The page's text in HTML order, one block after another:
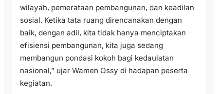
wilayah, pemerataan pembangunan, dan keadilan
sosial. Ketika tata ruang direncanakan dengan
baik, dengan adil, kita tidak hanya menciptakan
efisiensi pembangunan, kita juga sedang
membangun pondasi kokoh bagi kedaulatan
nasional,” ujar Wamen Ossy di hadapan peserta
kegiatan.